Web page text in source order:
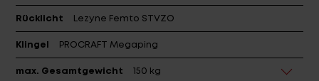
Rücklicht Lezyne Femto STVZO
Klingel PROCRAFT Megaping
max. Gesamtgewicht 150 kg